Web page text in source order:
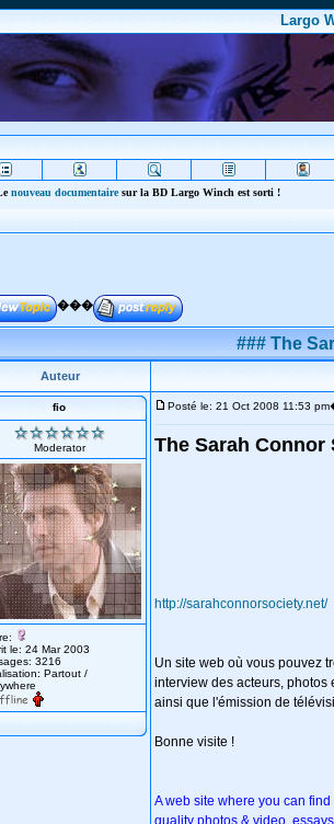
Largo
nouveau documentairesur la BD Largo Winch est sorti !
���
### The
Auteur
fio
Moderator
le: 24 Mar 2003
3216
Partout /
Posté le: 21 Oct 2008 11:53 pm
The Sarah Connor
http://sarahconnorsociety.net/
Un site web où vous pouvez
interview des acteurs, photos
ainsi que l'émission de
Bonne visite !
A web site where you can
quality photos & video,